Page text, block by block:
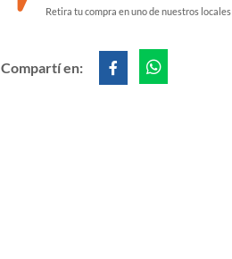
Retira tu compra en uno de nuestros locales
Compartí en: